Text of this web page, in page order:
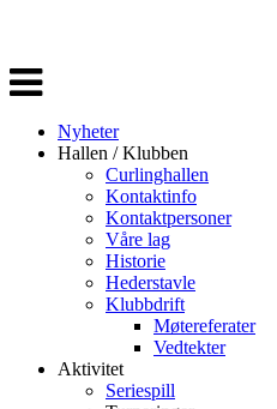
Veksle
navigasjon
Nyheter
Hallen / Klubben
Curlinghallen
Kontaktinfo
Kontaktpersoner
Våre lag
Historie
Hederstavle
Klubbdrift
Møtereferater
Vedtekter
Aktivitet
Seriespill